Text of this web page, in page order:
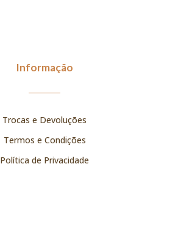
Informação
Trocas e Devoluções
Termos e Condições
Política de Privacidade